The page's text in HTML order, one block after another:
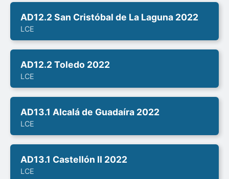
AD12.2 San Cristóbal de La Laguna 2022
LCE
AD12.2 Toledo 2022
LCE
AD13.1 Alcalá de Guadaíra 2022
LCE
AD13.1 Castellón II 2022
LCE